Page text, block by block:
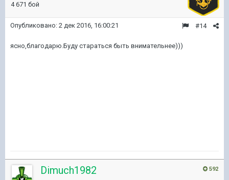
4 671 бой
#14
Опубликовано: 2 дек 2016, 16:00:21
ясно,благодарю.Буду стараться быть внимательнее)))
592
Dimuch1982